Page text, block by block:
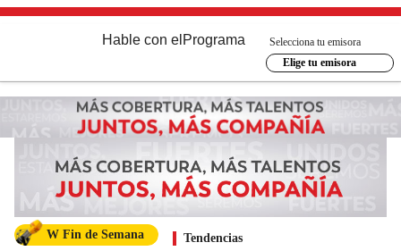
Hable con el Programa
Selecciona tu emisora
Elige tu emisora
W Fin de Semana Tendencias